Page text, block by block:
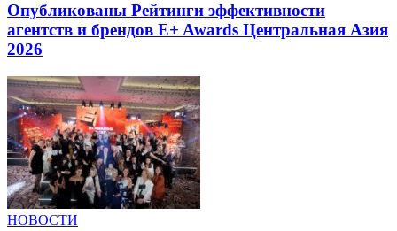
Опубликованы Рейтинги эффективности
агентств и брендов E+ Awards Центральная Азия
2026
НОВОСТИ